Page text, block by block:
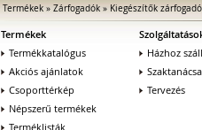
Termékek» Zárfogadók» Kiegészítők
Termékek
Termékkatalógus
Akciós ajánlatok
Csoporttérkép
Népszerű termékek
Terméklisták
Házhoz
Tervezés